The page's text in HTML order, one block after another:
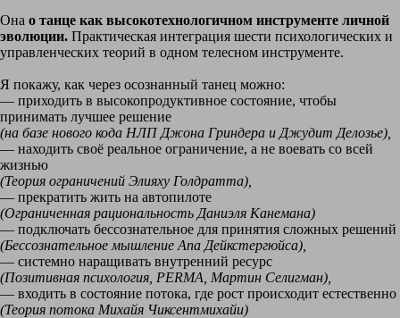
Она о танце как высокотехнологичном инструменте личной
эволюции. Практическая интеграция шести психологических и
управленческих теорий в одном телесном инструменте.
Я покажу, как через осознанный танец можно:
— приходить в высокопродуктивное состояние, чтобы
принимать лучшее решение
(на базе нового кода НЛП Джона Гриндера и Джудит Делозье),
— находить своё реальное ограничение, а не воевать со всей
жизнью
(Теория ограничений Элияху Голдратта),
— прекратить жить на автопилоте
(Ограниченная рациональность Даниэля Канемана)
— подключать бессознательное для принятия сложных решений
(Бессознательное мышление Апа Дейкстергюйса),
— системно наращивать внутренний ресурс
(Позитивная психология, PERMA, Мартин Селигман),
— входить в состояние потока, где рост происходит естественно
(Теория потока Михайя Чиксентмихайи)